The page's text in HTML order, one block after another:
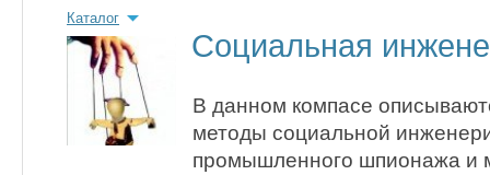
Каталог
Социальная
В данном компасе
методы социальной
промышленного шпионажа и